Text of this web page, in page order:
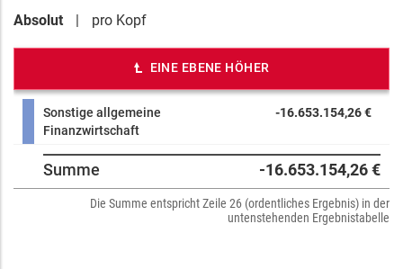
Absolut
pro Kopf
EINE EBENE HÖHER
Sonstige allgemeine
Finanzwirtschaft
-16.653.154,26 €
Summe -16.653.154,26 €
Die Summe entspricht Zeile 26 (ordentliches Ergebnis) in der
untenstehenden Ergebnistabelle